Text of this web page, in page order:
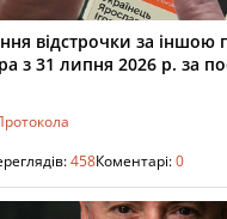
відстрочки за іншою
з 31 липня 2026 р. за
458Коментарі:0